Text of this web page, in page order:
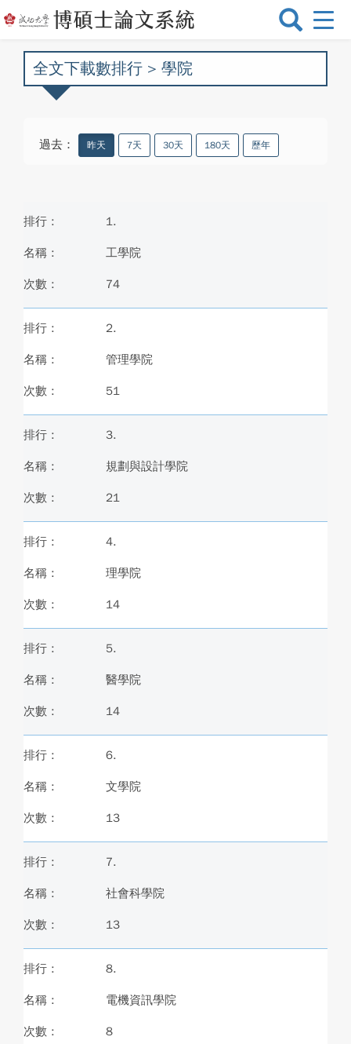
選
切
全文下載數排行 > 學院
過去： 昨天 7天 30天 180天 歷年
1.
工學院
74
2.
管理學院
51
3.
規劃與設計學院
21
4.
理學院
14
5.
醫學院
14
6.
文學院
13
7.
社會科學院
13
8.
電機資訊學院
8